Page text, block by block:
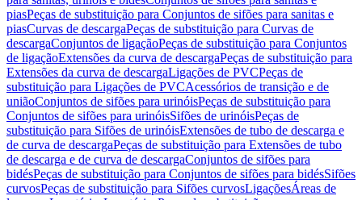
piasPeças de substituição para Conjuntos de sifões para sanitas e
piasCurvas de descargaPeças de substituição para Curvas de
descargaConjuntos de ligaçãoPeças de substituição para Conjuntos
de ligaçãoExtensões da curva de descargaPeças de substituição para
Extensões da curva de descargaLigações de PVCPeças de
substituição para Ligações de PVCAcessórios de transição e de
uniãoConjuntos de sifões para urinóisPeças de substituição para
Conjuntos de sifões para urinóisSifões de urinóisPeças de
substituição para Sifões de urinóisExtensões de tubo de descarga e
de curva de descargaPeças de substituição para Extensões de tubo
de descarga e de curva de descargaConjuntos de sifões para
bidésPeças de substituição para Conjuntos de sifões para bidésSifões
curvosPeças de substituição para Sifões curvosLigaçõesÁreas de